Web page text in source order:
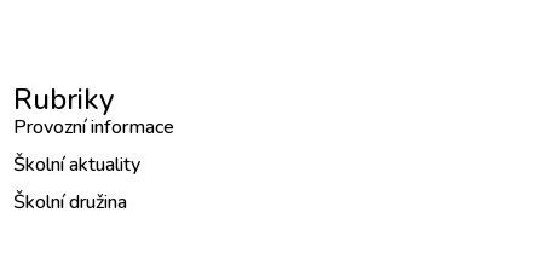
Rubriky
Provozní informace
Školní aktuality
Školní družina